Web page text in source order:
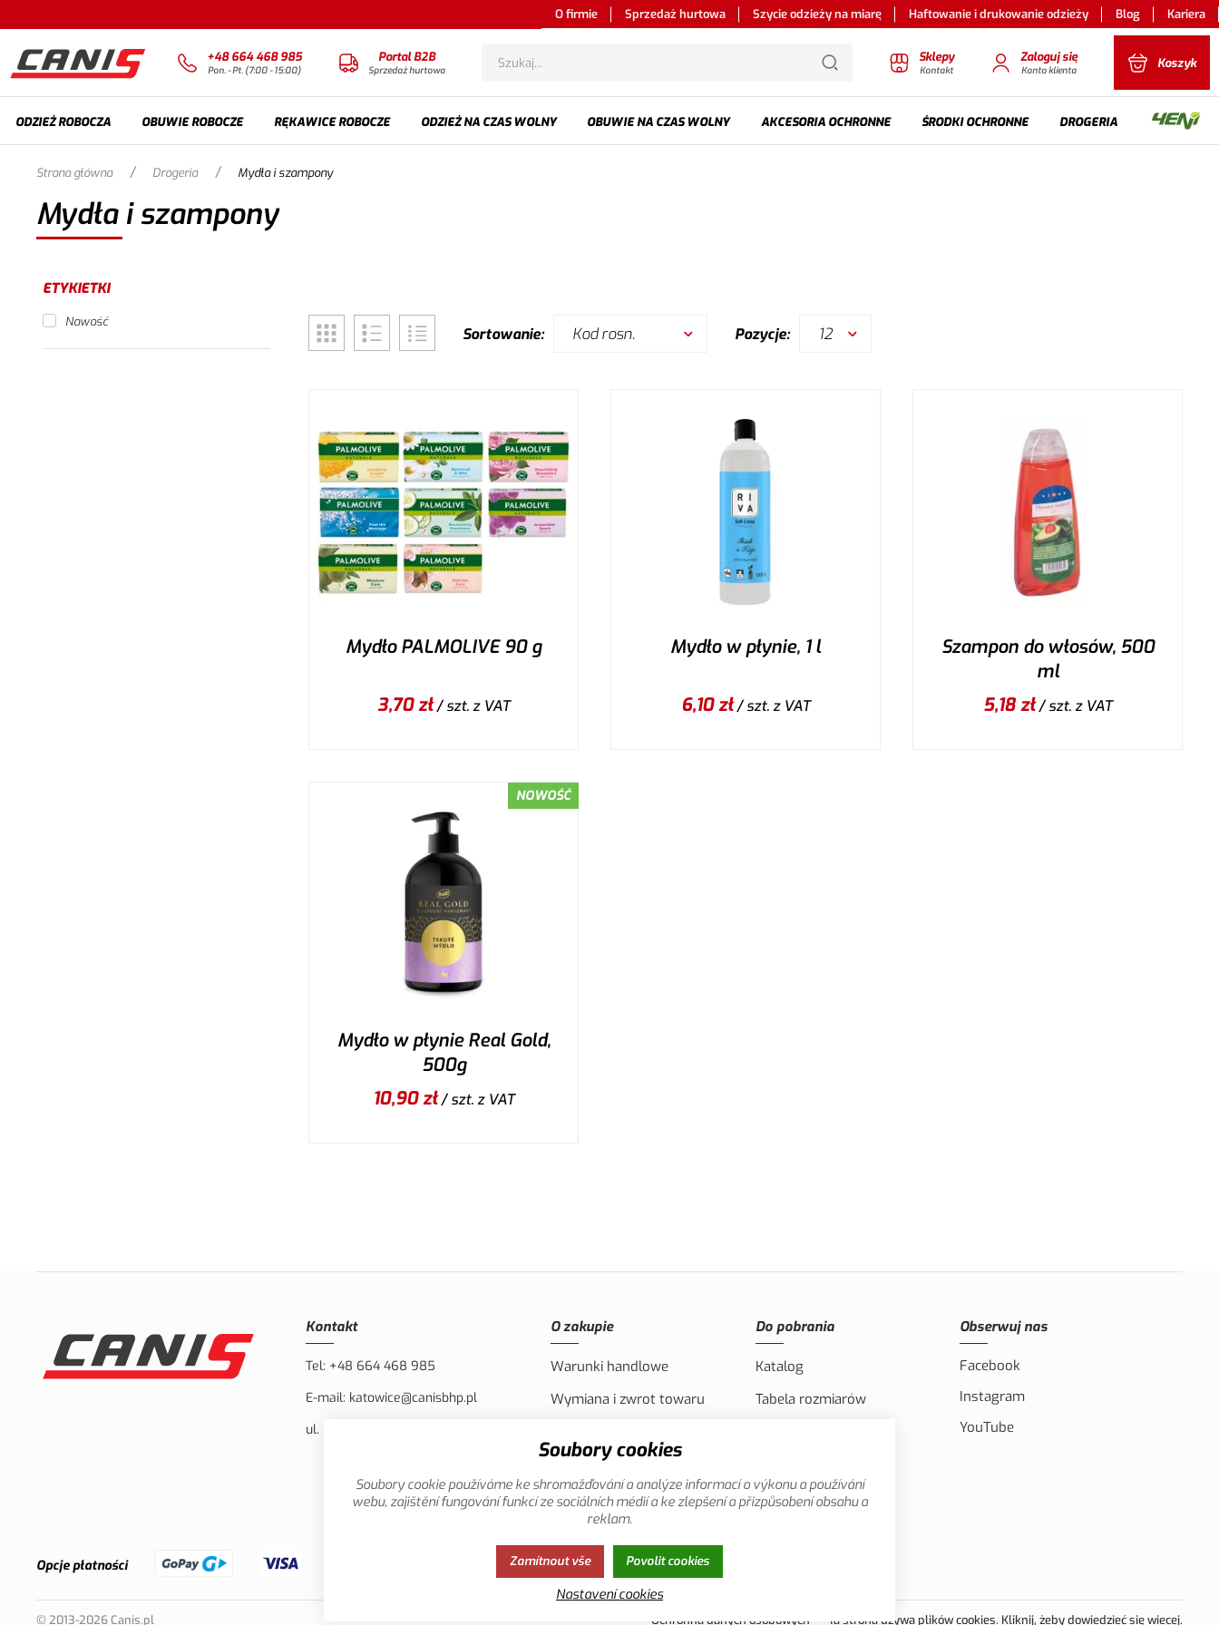
O firmie Sprzedaż hurtowa Szycie odzieży na miarę Haftowanie i drukowanie odzieży Blog Kariera
+48 664 468 985
Pon. - Pt. (7:00 - 15:00)
Portal B2B
Sprzedaż hurtowa
Sklepy
Kontakt
Zaloguj się
Konto klienta Koszyk
ODZIEŻ ROBOCZA OBUWIE ROBOCZE RĘKAWICE ROBOCZE ODZIEŻ NA CZAS WOLNY OBUWIE NA CZAS WOLNY AKCESORIA OCHRONNE ŚRODKI OCHRONNE DROGERIA
Strona główna / Drogeria / Mydła i szampony
Mydła i szampony
ETYKIETKI
Nowość
Sortowanie: Kod rosn. Pozycje: 12
Mydło PALMOLIVE 90 g
3,70zł/ szt.z VAT
Mydło w płynie, 1 l
6,10zł/ szt.z VAT
Szampon do włosów, 500
ml
5,18zł/ szt.z VAT
NOWOŚĆ
Mydło w płynie Real Gold,
500g
10,90zł/ szt.z VAT
Kontakt
Tel: +48 664 468 985
E-mail: katowice@canisbhp.pl
ul. Bielska 132, 43-400 CIESZYN, PL
O zakupie
Warunki handlowe
Wymiana i zwrot towaru
Reklamacja
Oferta specjalna
Do pobrania
Katalog
Tabela rozmiarów
Obserwuj nas
Facebook
Instagram
YouTube
Opcje płatności
© 2013-2026 Canis.pl Ochronna danych osobowych Ta strona używa plików cookies. Kliknij, żeby dowiedzieć się wiecej.
Soubory cookies
Soubory cookie používáme ke shromažďování a analýze informací o výkonu a používání
webu, zajištění fungování funkcí ze sociálních médií a ke zlepšení a přizpůsobení obsahu a
reklam.
Zamítnout vše Povolit cookies
Nastavení cookies